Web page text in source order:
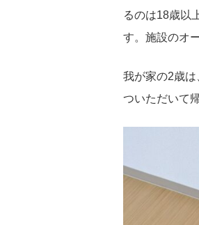
るのは18歳以
す。施設のオ
我が家の2歳
ついただいて